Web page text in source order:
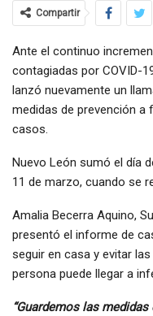
Compartir
Ante el continuo
contagiadas por COVID-
lanzó nuevamente un
medidas de prevención a
casos.
Nuevo León sumó el día
11 de marzo, cuando se
Amalia Becerra Aquino,
presentó el informe de
seguir en casa y evitar
persona puede llegar a
“Guardemos las